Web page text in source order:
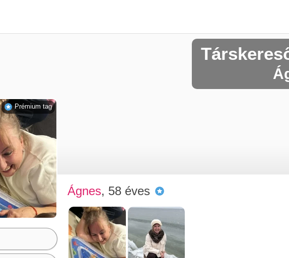
Ágnes, 58 éves
Prémium tag